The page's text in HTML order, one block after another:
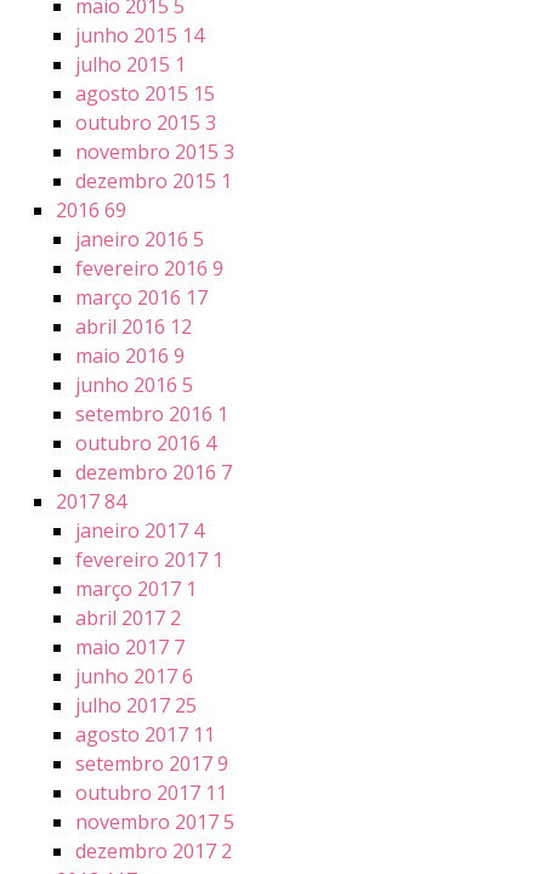
maio 2015 5
junho 2015 14
julho 2015 1
agosto 2015 15
outubro 2015 3
novembro 2015 3
dezembro 2015 1
2016 69
janeiro 2016 5
fevereiro 2016 9
março 2016 17
abril 2016 12
maio 2016 9
junho 2016 5
setembro 2016 1
outubro 2016 4
dezembro 2016 7
201784
janeiro 2017 4
fevereiro 2017 1
março 2017 1
abril 2017 2
maio 2017 7
junho 20176
julho 2017 25
agosto 2017 11
setembro 20179
outubro 2017 11
novembro 20175
dezembro 2017 2